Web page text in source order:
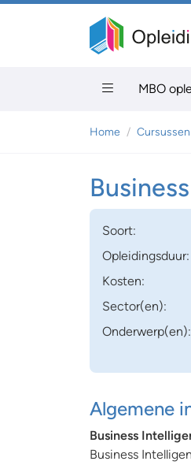
MBO
Home
Soort:
Opleidingsduur:
Kosten:
Sector(en):
Onderwerp(en):
Algemene
Business
Business